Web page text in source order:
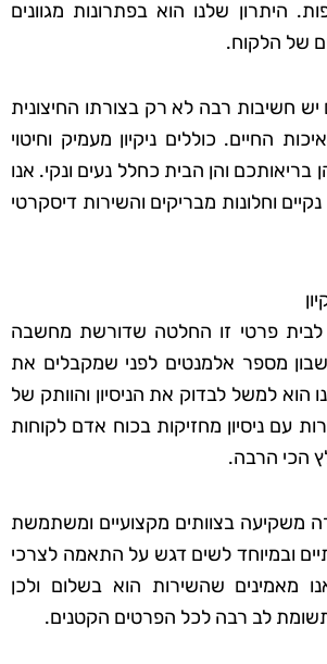
היתרון שלנו הוא בפתרונות מגוונים
של הלקוח.
יש חשיבות רבה לא רק בצורתו החיצונית
החיים. כוללים ניקיון מעמיק וחיטוי
והן הבית כחלל נעים ונקי. אנו
וחלונות מבריקים והשירות דיסקרטי
לבית פרטי זו החלטה שדורשת מחשבה
מספר אלמנטים לפני שמקבלים את
למשל לבדוק את הניסיון והוותק של
עם ניסיון מחזיקות בכוח אדם לקוחות
הכי הרבה.
משקיעה בצוותים מקצועיים ומשתמשת
ובמיוחד לשים דגש על התאמה לצרכי
מאמינים שהשירות הוא בשלום ולכן
לב רבה לכל הפרטים הקטנים.